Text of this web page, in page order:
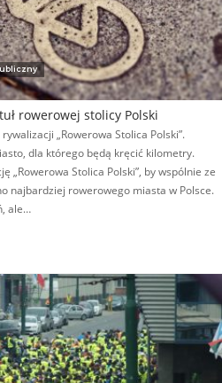
rowerowej stolicy Polski
„Rowerowa Stolica Polski”.
dla którego będą kręcić kilometry.
„Rowerowa Stolica Polski”, by wspólnie ze
najbardziej rowerowego miasta w Polsce.
ale…